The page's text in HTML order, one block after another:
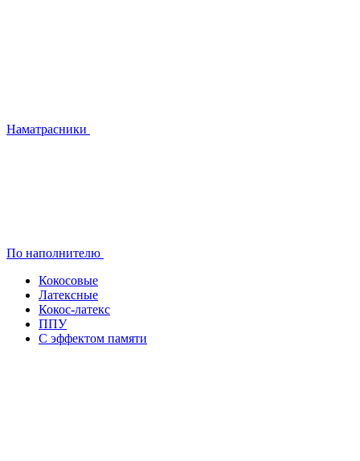
Наматрасники
По наполнителю
Кокосовые
Латексные
Кокос-латекс
ППУ
С эффектом памяти